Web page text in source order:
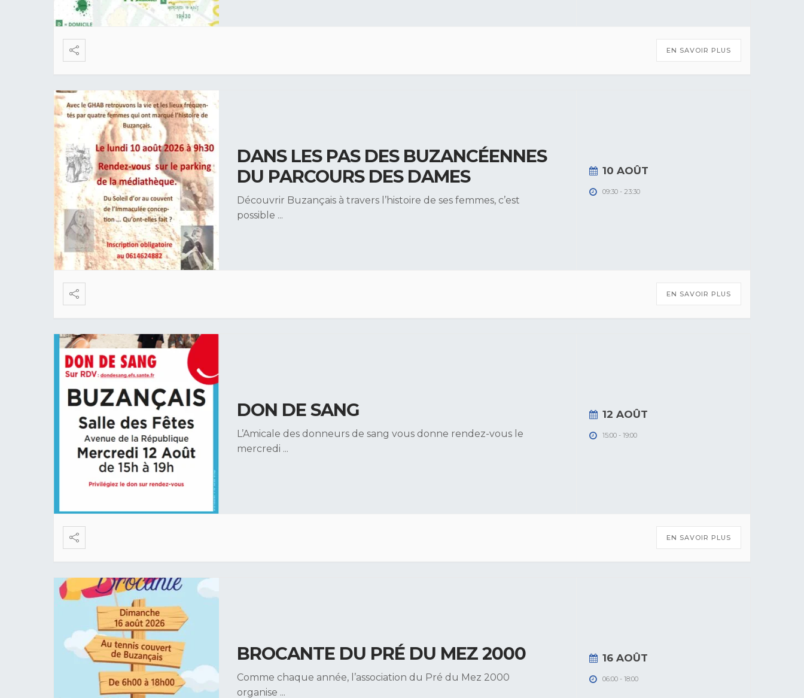
EN SAVOIR PLUS
DANS LES PAS DES BUZANCÉENNES
DU PARCOURS DES DAMES
Découvrir Buzançais à travers l’histoire de ses femmes, c’est
possible ...
10 AOÛT
09:30 - 23:30
EN SAVOIR PLUS
DON DE SANG
L’Amicale des donneurs de sang vous donne rendez-vous le
mercredi ...
12 AOÛT
15:00 - 19:00
EN SAVOIR PLUS
BROCANTE DU PRÉ DU MEZ 2000
Comme chaque année, l’association du Pré du Mez 2000
organise ...
16 AOÛT
06:00 - 18:00